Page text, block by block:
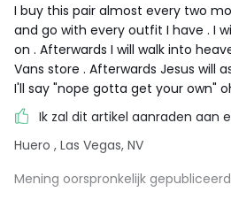
I buy this pair almost every two
and go with every outfit I have . I
on . Afterwards I will walk into
Vans store . Afterwards Jesus will
I'll say "nope gotta get your own"
Ik zal dit artikel aanraden aan
Huero , Las Vegas, NV
Mening oorspronkelijk